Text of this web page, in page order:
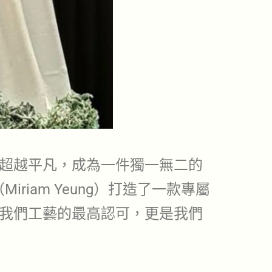
越平凡，成為一件獨一無二的
Yeung）打造了一款專屬
們工藝的最高認可，更是我們